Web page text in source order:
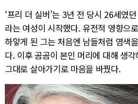
‘프리 더 실버’는 3년 전 당시 26세였
라는 여성이 시작했다. 유전적 영향으
하얗게 된 그는 처음엔 남들처럼 염색
다. 이후 곰곰이 본인 머리에 대해 생
그대로 살아가기로 마음을 바꿨다.